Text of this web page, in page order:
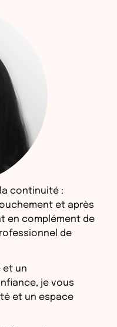
continuité :
et après
en complément de
de
et un
je vous
et un espace